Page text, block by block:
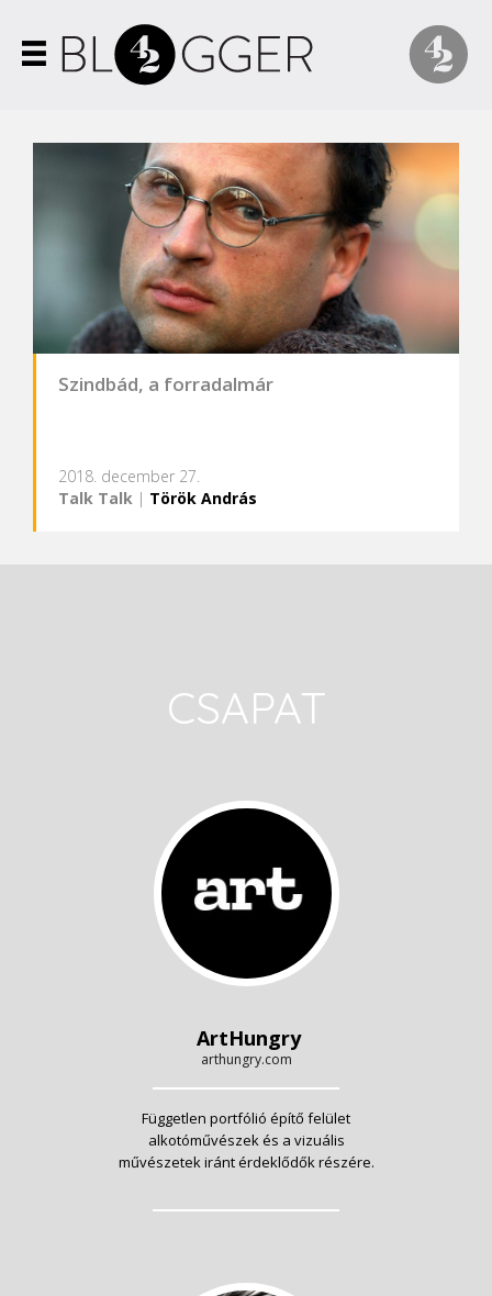
Szindbád, a forradalmár
2018. december 27.
Talk Talk | Török András
CSAPAT
ArtHungry
arthungry.com
Független portfólió építő felület
alkotóművészek és a vizuális
művészetek iránt érdeklődők részére.